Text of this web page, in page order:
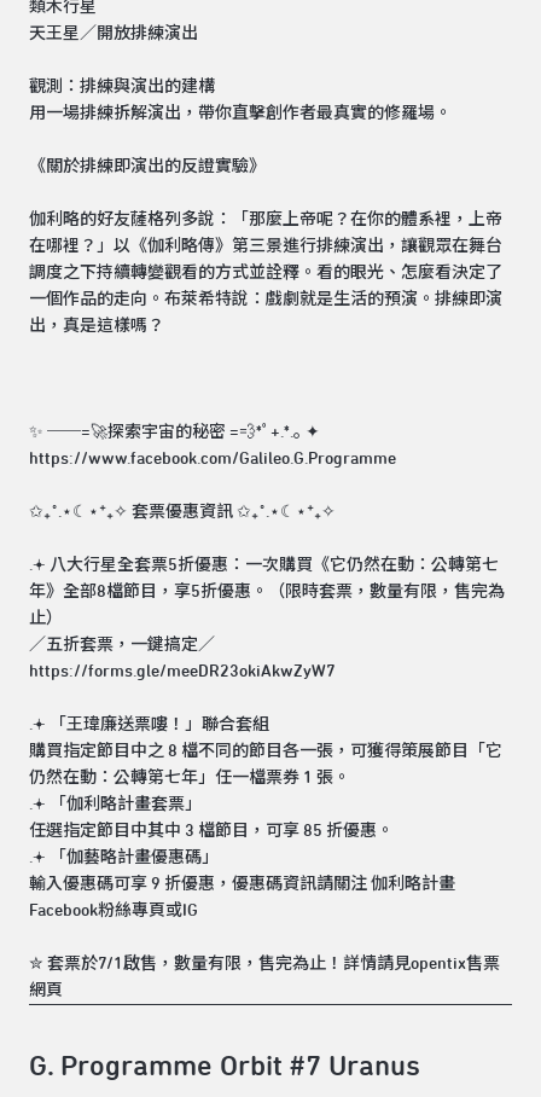
類木行星
天王星／開放排練演出
觀測：排練與演出的建構
用一場排練拆解演出，帶你直擊創作者最真實的修羅場。
《關於排練即演出的反證實驗》
伽利略的好友薩格列多說：「那麼上帝呢？在你的體系裡，上帝
在哪裡？」以《伽利略傳》第三景進行排練演出，讓觀眾在舞台
調度之下持續轉變觀看的方式並詮釋。看的眼光、怎麼看決定了
一個作品的走向。布萊希特說：戲劇就是生活的預演。排練即演
出，真是這樣嗎？
✨ ──=🚀探索宇宙的秘密 =💨*ﾟ+.*.｡ ✦
https://www.facebook.com/Galileo.G.Programme
✩₊˚.⋆☾⋆⁺₊✧ 套票優惠資訊 ✩₊˚.⋆☾⋆⁺₊✧
.𖥔 八大行星全套票5折優惠：一次購買《它仍然在動：公轉第七
年》全部8檔節目，享5折優惠。（限時套票，數量有限，售完為
止）
／五折套票，一鍵搞定／
https://forms.gle/meeDR23okiAkwZyW7
.𖥔 「王瑋廉送票嘍！」聯合套組
購買指定節目中之 8 檔不同的節目各一張，可獲得策展節目「它
仍然在動：公轉第七年」任一檔票券 1 張。
.𖥔 「伽利略計畫套票」
任選指定節目中其中 3 檔節目，可享 85 折優惠。
.𖥔 「伽藝略計畫優惠碼」
輸入優惠碼可享 9 折優惠，優惠碼資訊請關注 伽利略計畫
Facebook粉絲專頁或IG
✮ 套票於7/1啟售，數量有限，售完為止！詳情請見opentix售票
網頁
G. Programme Orbit #7 Uranus